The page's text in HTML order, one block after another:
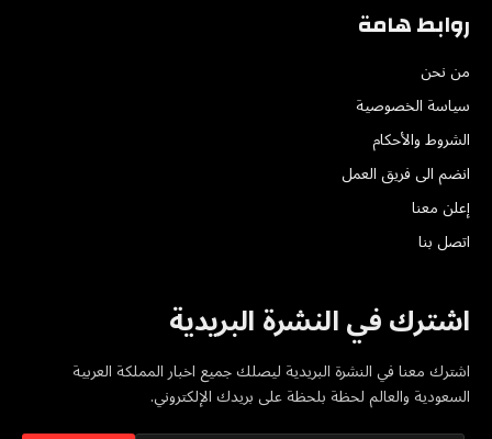
روابط هامة
من نحن
سياسة الخصوصية
الشروط والأحكام
انضم الى فريق العمل
إعلن معنا
اتصل بنا
اشترك في النشرة البريدية
اشترك معنا في النشرة البريدية ليصلك جميع اخبار المملكة العربية
السعودية والعالم لحظة بلحظة على بريدك الإلكتروني.